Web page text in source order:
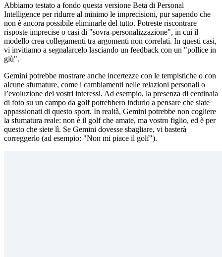
Abbiamo testato a fondo questa versione Beta di Personal
Intelligence per ridurre al minimo le imprecisioni, pur sapendo che
non è ancora possibile eliminarle del tutto. Potreste riscontrare
risposte imprecise o casi di "sovra-personalizzazione", in cui il
modello crea collegamenti tra argomenti non correlati. In questi casi,
vi invitiamo a segnalarcelo lasciando un feedback con un "pollice in
giù".
Gemini potrebbe mostrare anche incertezze con le tempistiche o con
alcune sfumature, come i cambiamenti nelle relazioni personali o
l’evoluzione dei vostri interessi. Ad esempio, la presenza di centinaia
di foto su un campo da golf potrebbero indurlo a pensare che siate
appassionati di questo sport. In realtà, Gemini potrebbe non cogliere
la sfumatura reale: non è il golf che amate, ma vostro figlio, ed è per
questo che siete lì. Se Gemini dovesse sbagliare, vi basterà
correggerlo (ad esempio: "Non mi piace il golf").